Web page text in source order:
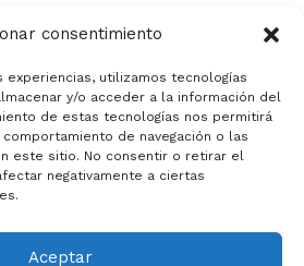
consentimiento
experiencias, utilizamos tecnologías
y/o acceder a la información del
de estas tecnologías nos permitirá
de navegación o las
este sitio. No consentir o retirar el
negativamente a ciertas
Aceptar